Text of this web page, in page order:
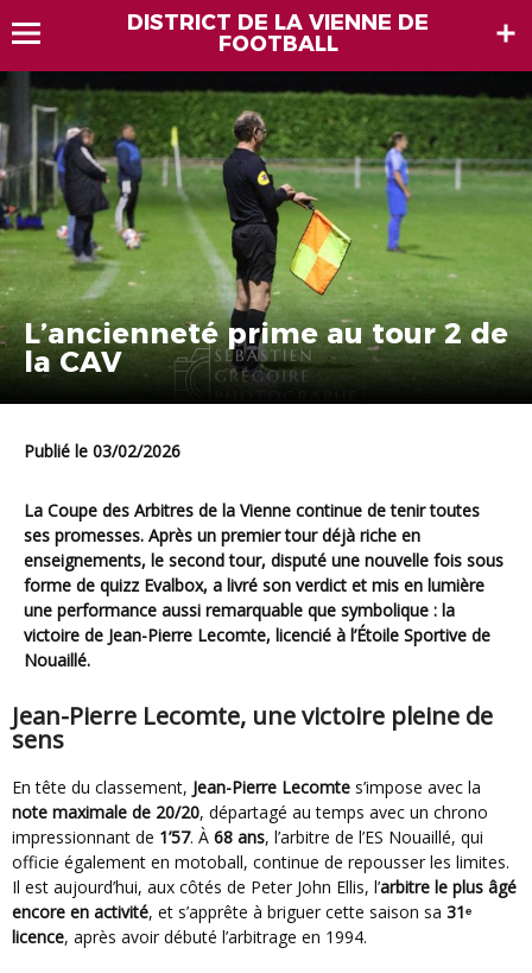
DISTRICT DE LA VIENNE DE
FOOTBALL
L’ancienneté prime au tour 2 de
la CAV
Publié le 03/02/2026
La Coupe des Arbitres de la Vienne continue de tenir toutes
ses promesses. Après un premier tour déjà riche en
enseignements, le second tour, disputé une nouvelle fois sous
forme de quizz Evalbox, a livré son verdict et mis en lumière
une performance aussi remarquable que symbolique : la
victoire de Jean-Pierre Lecomte, licencié à l’Étoile Sportive de
Nouaillé.
Jean-Pierre Lecomte, une victoire pleine de
sens
En tête du classement, Jean-Pierre Lecomte s’impose avec la
note maximale de 20/20, départagé au temps avec un chrono
impressionnant de 1’57. À 68 ans, l’arbitre de l’ES Nouaillé, qui
officie également en motoball, continue de repousser les limites.
Il est aujourd’hui, aux côtés de Peter John Ellis, l’arbitre le plus âgé
encore en activité, et s’apprête à briguer cette saison sa 31ᵉ
licence, après avoir débuté l’arbitrage en 1994.